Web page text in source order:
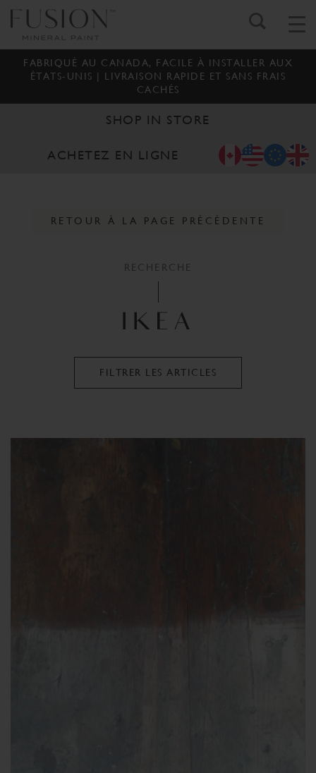
FABRIQUÉ AU CANADA, FACILE À INSTALLER AUX
ÉTATS-UNIS | LIVRAISON RAPIDE ET SANS FRAIS
CACHÉS
SHOP IN STORE
ACHETEZ EN LIGNE
RETOUR À LA PAGE PRÉCÉDENTE
RECHERCHE
IKEA
FILTRER LES ARTICLES